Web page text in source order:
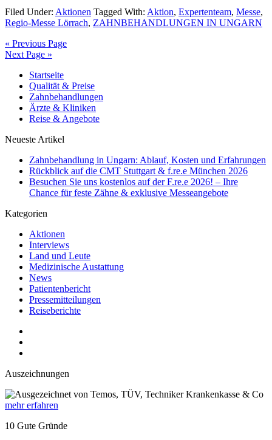
Filed Under: Aktionen Tagged With: Aktion, Expertenteam, Messe,
Regio-Messe Lörrach, ZAHNBEHANDLUNGEN IN UNGARN
« Previous Page
Next Page »
Startseite
Qualität & Preise
Zahnbehandlungen
Ärzte & Kliniken
Reise & Angebote
Neueste Artikel
Zahnbehandlung in Ungarn: Ablauf, Kosten und Erfahrungen
Rückblick auf die CMT Stuttgart & f.re.e München 2026
Besuchen Sie uns kostenlos auf der F.re.e 2026! – Ihre
Chance für feste Zähne & exklusive Messeangebote
Kategorien
Aktionen
Interviews
Land und Leute
Medizinische Austattung
News
Patientenbericht
Pressemitteilungen
Reiseberichte
Auszeichnungen
mehr erfahren
10 Gute Gründe